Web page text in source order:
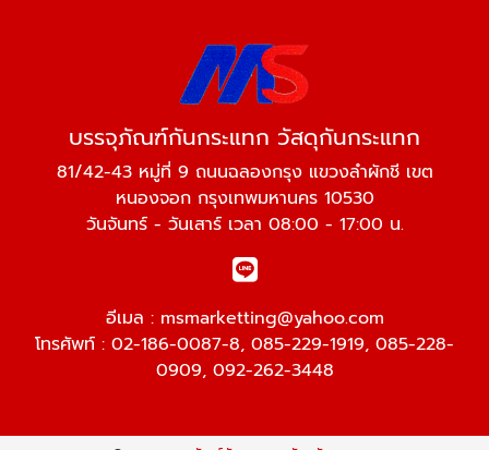
บรรจุภัณฑ์กันกระแทก วัสดุกันกระแทก
81/42-43 หมู่ที่ 9 ถนนฉลองกรุง แขวงลำผักชี เขต
หนองจอก กรุงเทพมหานคร 10530
วันจันทร์ - วันเสาร์ เวลา 08:00 - 17:00 น.
อีเมล : msmarketting@yahoo.com
โทรศัพท์ : 02-186-0087-8, 085-229-1919, 085-228-
0909, 092-262-3448